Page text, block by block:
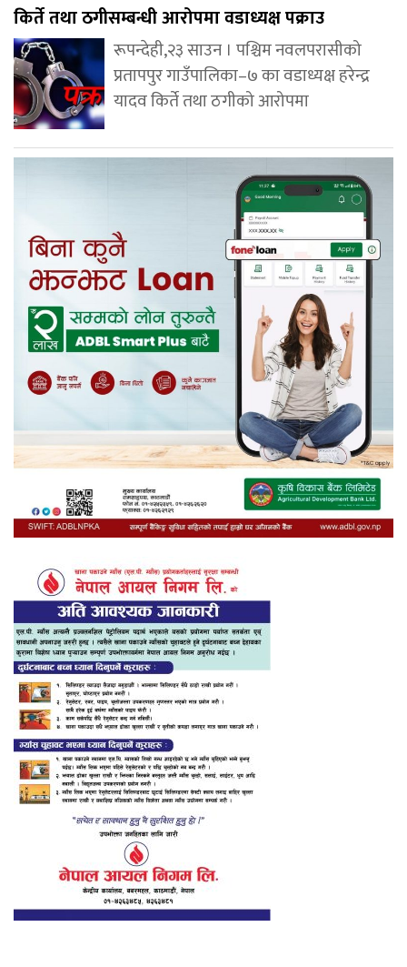
किर्ते तथा ठगीसम्बन्धी आरोपमा वडाध्यक्ष पक्राउ
रूपन्देही,२३ साउन । पश्चिम नवलपरासीको
प्रतापपुर गाउँपालिका–७ का वडाध्यक्ष हरेन्द्र
यादव किर्ते तथा ठगीको आरोपमा